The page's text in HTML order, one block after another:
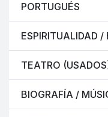
PORTUGUÉS
ESPIRITUALIDAD /
TEATRO
BIOGRAFÍA /